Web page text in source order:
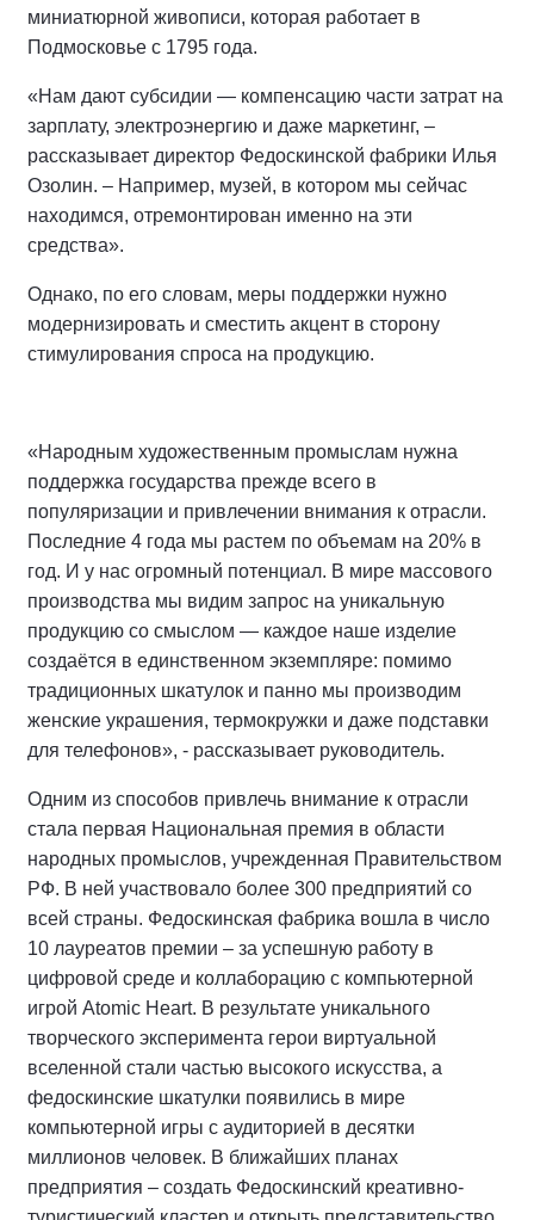
миниатюрной живописи, которая работает в
Подмосковье с 1795 года.
«Нам дают субсидии — компенсацию части затрат на
зарплату, электроэнергию и даже маркетинг, –
рассказывает директор Федоскинской фабрики Илья
Озолин. – Например, музей, в котором мы сейчас
находимся, отремонтирован именно на эти
средства».
Однако, по его словам, меры поддержки нужно
модернизировать и сместить акцент в сторону
стимулирования спроса на продукцию.
«Народным художественным промыслам нужна
поддержка государства прежде всего в
популяризации и привлечении внимания к отрасли.
Последние 4 года мы растем по объемам на 20% в
год. И у нас огромный потенциал. В мире массового
производства мы видим запрос на уникальную
продукцию со смыслом — каждое наше изделие
создаётся в единственном экземпляре: помимо
традиционных шкатулок и панно мы производим
женские украшения, термокружки и даже подставки
для телефонов», - рассказывает руководитель.
Одним из способов привлечь внимание к отрасли
стала первая Национальная премия в области
народных промыслов, учрежденная Правительством
РФ. В ней участвовало более 300 предприятий со
всей страны. Федоскинская фабрика вошла в число
10 лауреатов премии – за успешную работу в
цифровой среде и коллаборацию с компьютерной
игрой Atomic Heart. В результате уникального
творческого эксперимента герои виртуальной
вселенной стали частью высокого искусства, а
федоскинские шкатулки появились в мире
компьютерной игры с аудиторией в десятки
миллионов человек. В ближайших планах
предприятия – создать Федоскинский креативно-